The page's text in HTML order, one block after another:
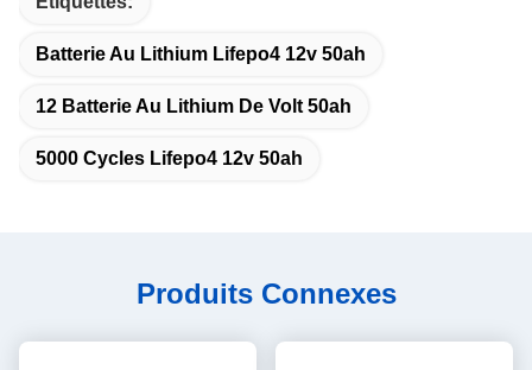
Batterie Au Lithium Lifepo4 12v 50ah
12 Batterie Au Lithium De Volt 50ah
5000 Cycles Lifepo4 12v 50ah
Produits Connexes